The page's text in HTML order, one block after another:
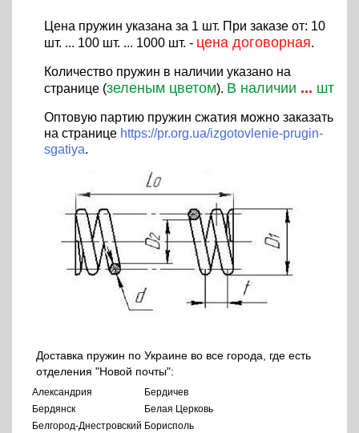
Цена пружин указана за 1 шт. При заказе от: 10
шт. ... 100 шт. ... 1000 шт. - цена договорная.
Количество пружин в наличии указано на
странице (зеленым цветом). В наличии ... шт
Оптовую партию пружин сжатия можно заказать
на странице https://pr.org.ua/izgotovlenie-prugin-
sgatiya.
Доставка пружин по Украине во все города, где есть
отделения "Новой почты":
Александрия
Бердичев
Бердянск
Белая Церковь
Белгород-Днестровский Борисполь